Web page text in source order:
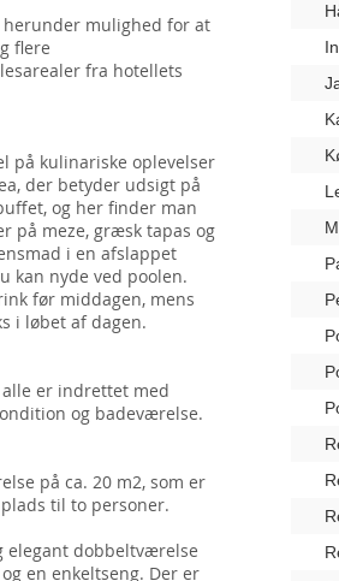
mulighed for at
flere
fra hotellets
på kulinariske oplevelser
der betyder udsigt på
og her finder man
på meze, græsk tapas og
i en afslappet
kan nyde ved poolen.
før middagen, mens
i løbet af dagen.
er indrettet med
og badeværelse.
på ca. 20 m2, som er
til to personer.
elegant dobbeltværelse
en enkeltseng. Der er